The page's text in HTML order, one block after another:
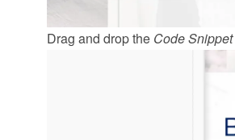
Drag and drop the Code Snippet